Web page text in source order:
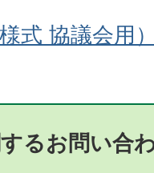
式 協議会用
るお問い合